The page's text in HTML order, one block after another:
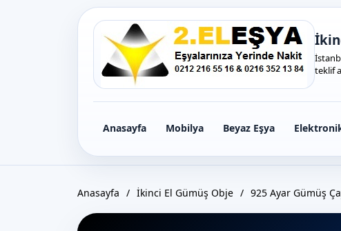
teklif
Anasayfa Mobilya Beyaz Eşya
Anasayfa / İkinci El Gümüş Obje / 925 Ayar Gümüş